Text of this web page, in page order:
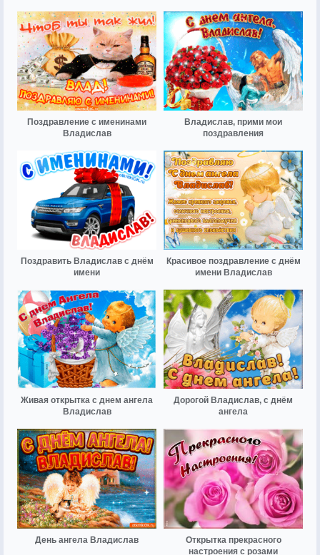
Поздравление с именинами
Владислав
Владислав, прими мои
поздравления
Поздравить Владислав с днём
имени
Красивое поздравление с днём
имени Владислав
Живая открытка с днем ангела
Владислав
Дорогой Владислав, с днём
ангела
День ангела Владислав
Открытка прекрасного
настроения с розами